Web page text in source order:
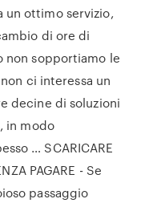
un ottimo servizio,
di ore di
non sopportiamo le
ci interessa un
decine di soluzioni
in modo
… SCARICARE
PAGARE - Se
passaggio